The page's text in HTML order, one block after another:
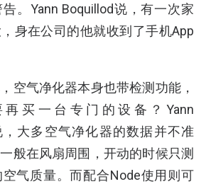
。Yann Boquillod说，有一次家
身在公司的他就收到了手机App
空气净化器本身也带检测功能，
买一台专门的设备？Yann
，大多空气净化器的数据并不准
般在风扇周围，开动的时候只测
气质量。而配合Node使用则可